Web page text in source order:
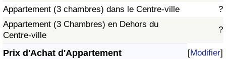
Appartement (3 chambres) dans le Centre-ville
?
Appartement (3 Chambres) en Dehors du
Centre-ville
?
Prix d'Achat d'Appartement [Modifier]